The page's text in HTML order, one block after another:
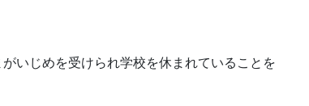
いじめを受けられ学校を休まれていることを